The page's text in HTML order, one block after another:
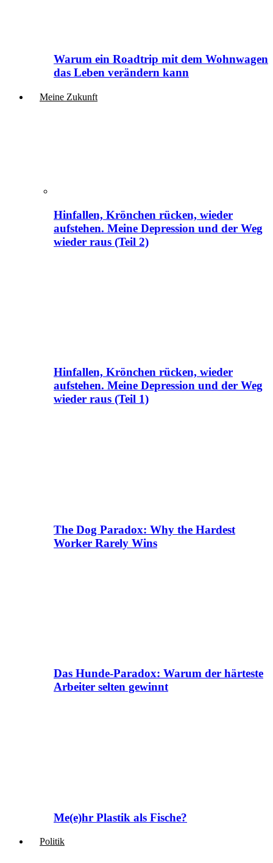
Warum ein Roadtrip mit dem Wohnwagen
das Leben verändern kann
Meine Zukunft
Hinfallen, Krönchen rücken, wieder
aufstehen. Meine Depression und der Weg
wieder raus (Teil 2)
Hinfallen, Krönchen rücken, wieder
aufstehen. Meine Depression und der Weg
wieder raus (Teil 1)
The Dog Paradox: Why the Hardest
Worker Rarely Wins
Das Hunde-Paradox: Warum der härteste
Arbeiter selten gewinnt
Me(e)hr Plastik als Fische?
Politik